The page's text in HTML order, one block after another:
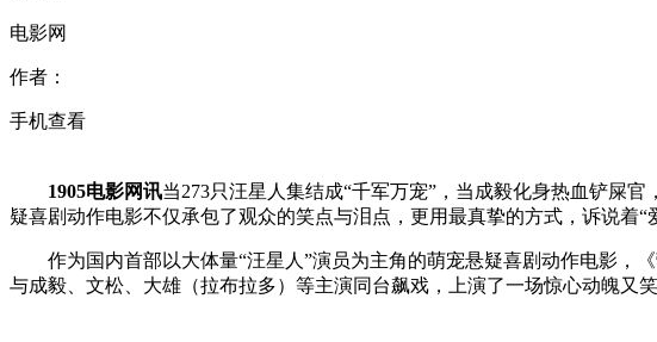
电影网
作者：
手机查看
1905电影网讯当273只汪星人集结成“千军万宠”，当成毅化身热血铲屎
疑喜剧动作电影不仅承包了观众的笑点与泪点，更用最真挚的方式，诉说着
作为国内首部以大体量“汪星人”演员为主角的萌宠悬疑喜剧动作电影，《
与成毅、文松、大雄（拉布拉多）等主演同台飙戏，上演了一场惊心动魄又